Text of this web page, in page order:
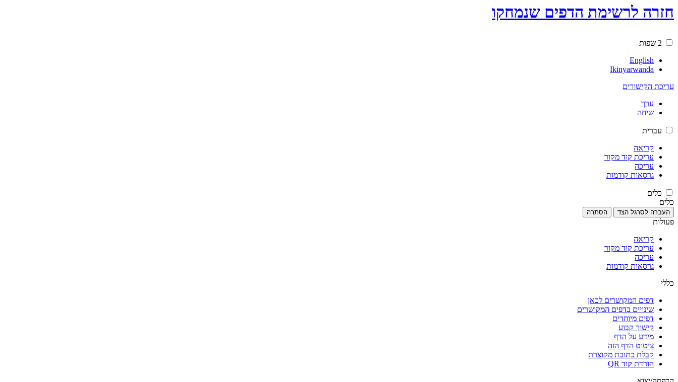
חזרה לרשימת הדפים שנמחקו
2 שפות
English
Ikinyarwanda
עריכת הקישורים
ערך
שיחה
עברית
קריאה
עריכת קוד מקור
עריכה
גרסאות קודמות
כלים
כלים
העברה לסרגל הצד הסתרה
פעולות
קריאה
עריכת קוד מקור
עריכה
גרסאות קודמות
כללי
דפים המקושרים לכאן
שינויים בדפים המקושרים
דפים מיוחדים
קישור קבוע
מידע על הדף
ציטוט הדף הזה
קבלת כתובת מקוצרת
הורדת קוד QR